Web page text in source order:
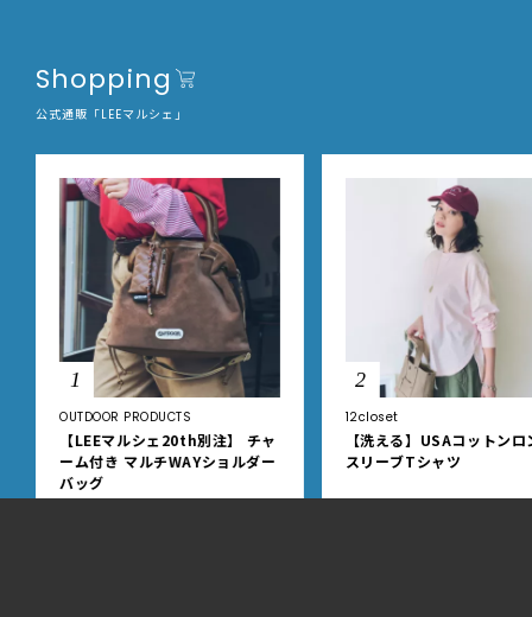
Shopping
公式通販「LEEマルシェ」
1
OUTDOOR PRODUCTS
【LEEマルシェ20th別注】 チャ
ーム付き マルチWAYショルダー
バッグ
2
12closet
【洗える】USAコットンロ
スリーブTシャツ